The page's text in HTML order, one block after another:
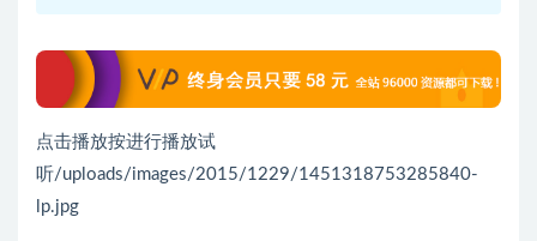
点击播放按进行播放试
听/uploads/images/2015/1229/1451318753285840-
lp.jpg